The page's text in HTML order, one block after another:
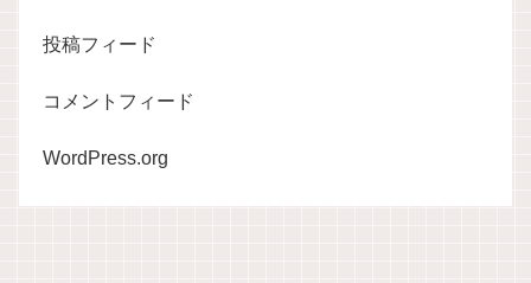
投稿フィード
コメントフィード
WordPress.org